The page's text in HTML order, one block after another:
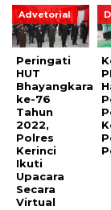
Advetorial
Peringati
HUT
Bhayangkara
ke-76
Tahun
2022,
Polres
Kerinci
Ikuti
Upacara
Secara
Virtual